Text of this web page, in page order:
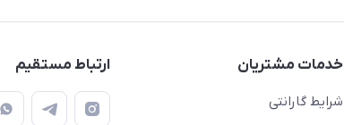
خدمات مشتریان
شرایط گارانتی
ارتباط مستقیم